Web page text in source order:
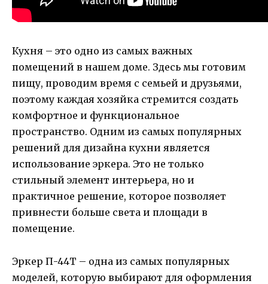
Кухня – это одно из самых важных
помещений в нашем доме. Здесь мы готовим
пищу, проводим время с семьей и друзьями,
поэтому каждая хозяйка стремится создать
комфортное и функциональное
пространство. Одним из самых популярных
решений для дизайна кухни является
использование эркера. Это не только
стильный элемент интерьера, но и
практичное решение, которое позволяет
привнести больше света и площади в
помещение.
Эркер П-44Т – одна из самых популярных
моделей, которую выбирают для оформления